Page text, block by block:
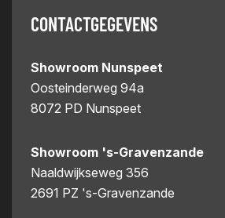
CONTACTGEGEVENS
Showroom Nunspeet
Oosteinderweg 94a
8072 PD Nunspeet
Showroom 's-Gravenzande
Naaldwijkseweg 356
2691 PZ 's-Gravenzande